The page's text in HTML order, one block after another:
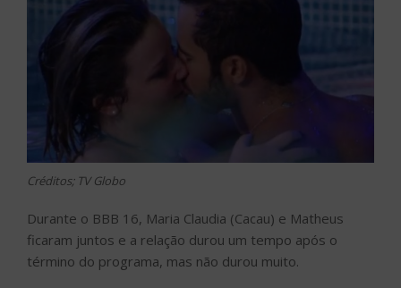
Créditos; TV Globo
Durante o BBB 16, Maria Claudia (Cacau) e Matheus
ficaram juntos e a relação durou um tempo após o
término do programa, mas não durou muito.